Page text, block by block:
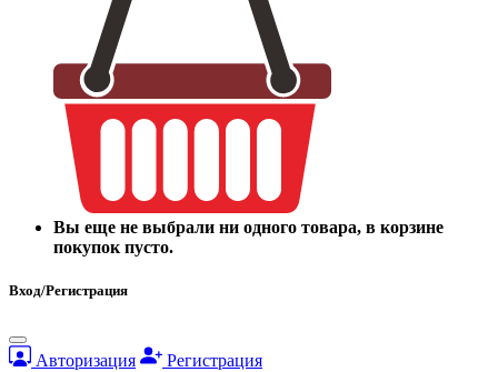
Вы еще не выбрали ни одного товара, в корзине
покупок пусто.
Вход/Регистрация
Авторизация Регистрация